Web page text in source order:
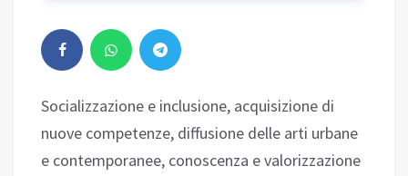
Socializzazione e inclusione, acquisizione di
nuove competenze, diffusione delle arti urbane
e contemporanee, conoscenza e valorizzazione